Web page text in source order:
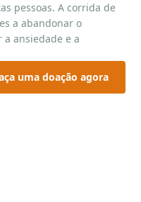
pessoas. A corrida de
a abandonar o
ansiedade e a
uma doação agora